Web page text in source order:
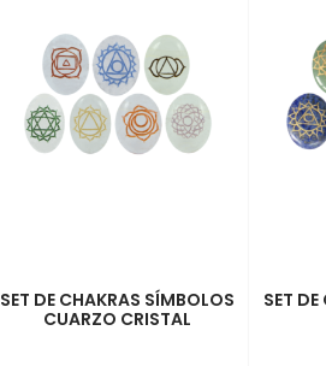
SET DE CHAKRAS SÍMBOLOS
CUARZO CRISTAL
SET